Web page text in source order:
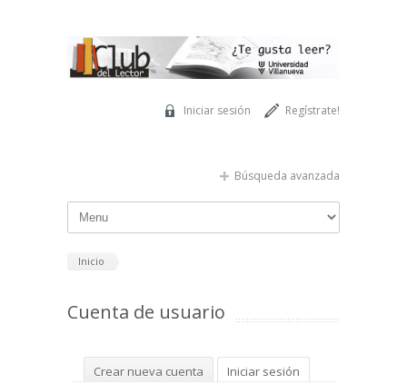
Regístrate!
Iniciar sesión
Búsqueda avanzada
Inicio
Cuenta de usuario
Solapas principales
Crear nueva cuenta Iniciar sesión